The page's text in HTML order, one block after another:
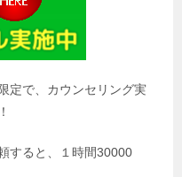
定で、カウンセリング実
すると、１時間30000